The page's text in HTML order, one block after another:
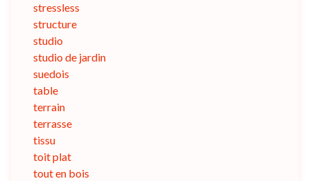
stressless
structure
studio
studio de jardin
suedois
table
terrain
terrasse
tissu
toit plat
tout en bois